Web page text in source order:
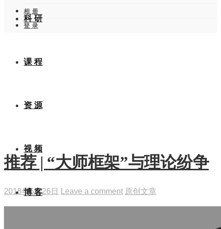
科 研
课 程
资 源
视 频
博 客
相 册
登 录
推荐 | “大师框架”与理论纷争
2018年6月26日 Leave a comment 原创文章